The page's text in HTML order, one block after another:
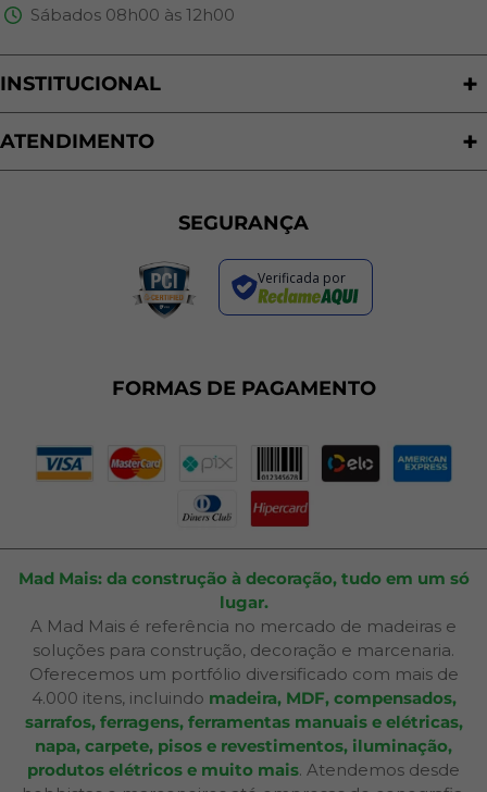
Sábados 08h00 às 12h00
INSTITUCIONAL
Quem Somos
Nossas Lojas
ATENDIMENTO
Política de Privacidade
Trocas e Devoluções
Regras de Promoções
Termos de Uso
Plano de Corte
SEGURANÇA
Verificada por
FORMAS DE PAGAMENTO
Mad Mais: da construção à decoração, tudo em um só
lugar.
A Mad Mais é referência no mercado de madeiras e
soluções para construção, decoração e marcenaria.
Oferecemos um portfólio diversificado com mais de
4.000 itens, incluindo madeira, MDF, compensados,
sarrafos, ferragens, ferramentas manuais e elétricas,
napa, carpete, pisos e revestimentos, iluminação,
produtos elétricos e muito mais. Atendemos desde